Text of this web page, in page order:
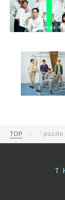
TOP 「puzzle